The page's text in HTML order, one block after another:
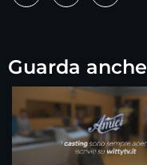
Guarda anche